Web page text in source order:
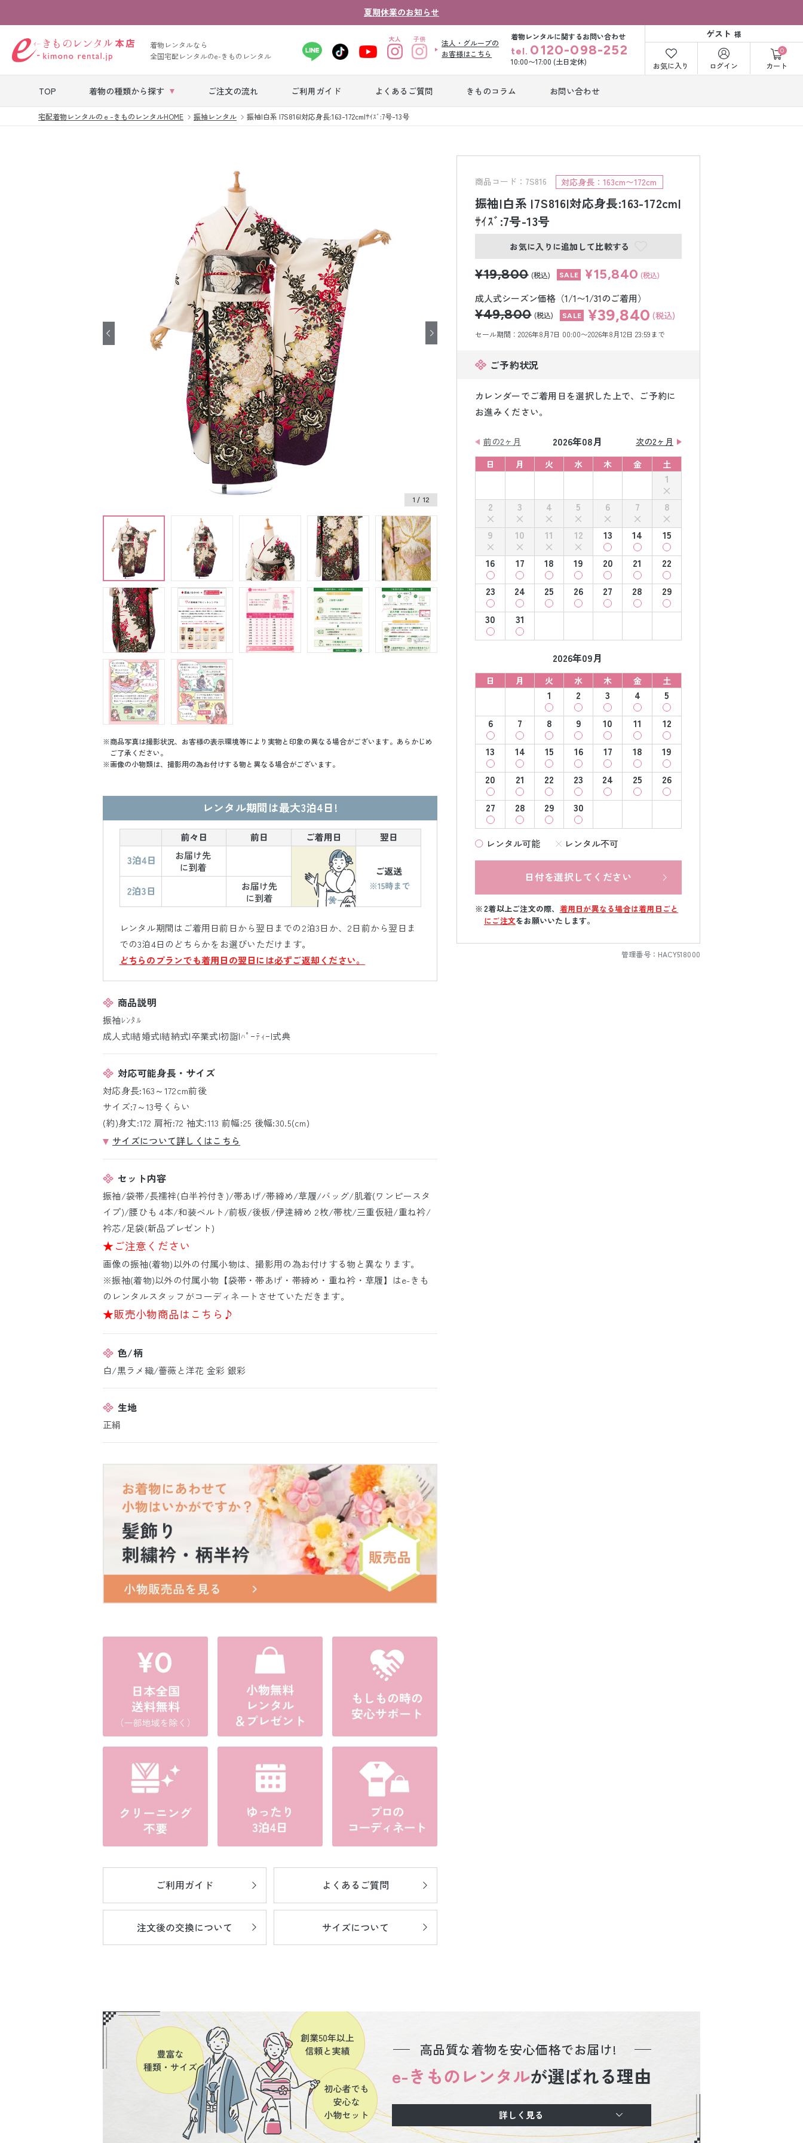
夏期休業のお知らせ
着物レンタルなら
全国宅配レンタルのe-きものレンタル
法人・グループの
お客様はこちら
着物レンタルに関するお問い合わせ
tel. 0120-098-252
10:00〜17:00 (土日定休)
ゲスト 様
お気に入り ログイン
0
カート
TOP 着物の種類から探す ご注文の流れ ご利用ガイド よくあるご質問 きものコラム お問い合わせ
七五三レンタル 振袖レンタル
卒業式袴レンタ
ル
産着レンタル
レンタル
タル
紋付袴レンタル
男性礼装レンタ
ル
色打掛&紋付袴
レンタル
小物販売品
宅配着物レンタルのｅ-きものレンタルHOME 振袖レンタル 振袖|白系 |7S816|対応身長:163-172cm|ｻｲｽﾞ:7号-13号
商品コード：7S816 対応身長：163cm〜172cm
振袖|白系 |7S816|対応身長:163-172cm|
ｻｲｽﾞ:7号-13号
お気に入りに追加して比較する
¥19,800 (税込) ¥15,840 (税込)
成人式シーズン価格（1/1〜1/31のご着用）
¥49,800 (税込) ¥39,840 (税込)
セール期間：2026年8月7日 00:00〜2026年8月12日 23:59まで
ご予約状況
カレンダーでご着用日を選択した上で、ご予約に
お進みください。
前の2ヶ月 2026年08月
次の2ヶ月
日
月 火 水 木 金 土
1
2
3 4 5 6 7
8
9
10 11 12 13 14
15
16
17 18 19 20 21
22
23
24 25 26 27 28
29
30
31
2026年09月
日 月 火 水 木 金 土
1 2 3 4
5
6
7 8 9 10 11
12
13
14 15 16 17 18
19
20
21 22 23 24 25
26
27
28 29 30
レンタル可能 レンタル不可
日付を選択してください
2着以上ご注文の際、 着用日が異なる場合は着用日ごと
にご注文をお願いいたします。
管理番号： HACY518000
1 / 12
商品写真は撮影状況、お客様の表示環境等により実物と印象の異なる場合がございます。あらかじめ
ご了承ください。
画像の小物類は、撮影用の為お付けする物と異なる場合がございます。
レンタル期間は最大3泊4日!
レンタル期間はご着用日前日から翌日までの2泊3日か、2日前から翌日ま
での3泊4日のどちらかをお選びいただけます。
どちらのプランでも着用日の翌日には必ずご返却ください。
商品説明
振袖ﾚﾝﾀﾙ
成人式|結婚式|結納式|卒業式|初詣|ﾊﾟｰﾃｨｰ|式典
対応可能身長・サイズ
対応身長:163～172cm前後
サイズ:7～13号くらい
(約)身丈:172 肩裄:72 袖丈:113 前幅:25 後幅:30.5(cm)
サイズについて詳しくはこちら
セット内容
振袖/袋帯/長襦袢(白半衿付き)/帯あげ/帯締め/草履/バッグ/肌着(ワンピースタ
イプ)/腰ひも 4本/和装ベルト/前板/後板/伊逹締め 2枚/帯枕/三重仮紐/重ね衿/
衿芯/足袋(新品プレゼント)
★ご注意ください
画像の振袖(着物)以外の付属小物は、撮影用の為お付けする物と異なります。
※振袖(着物)以外の付属小物【袋帯・帯あげ・帯締め・重ね衿・草履】はe-きも
のレンタルスタッフがコーディネートさせていただきます。
★販売小物商品はこちら♪
色/柄
白/黒ラメ織/薔薇と洋花 金彩 銀彩
生地
正絹
ご利用ガイド よくあるご質問
注文後の交換について サイズについて
高品質な着物を安心価格でお届け!
e-きものレンタルが選ばれる理由
詳しく見る